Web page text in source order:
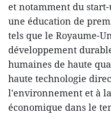
et notamment du
une éducation de
tels que le Royaume-
développement
humaines de haute
haute technologie
l'environnement et à
économique dans le